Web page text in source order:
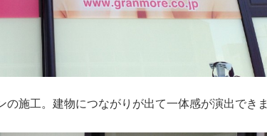
施工。建物につながりが出て一体感が演出できま